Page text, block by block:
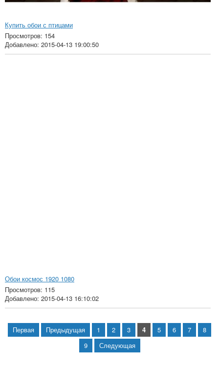
Купить обои с птицами
Просмотров: 154
Добавлено: 2015-04-13 19:00:50
Обои космос 1920 1080
Просмотров: 115
Добавлено: 2015-04-13 16:10:02
Первая Предыдущая 1 2 3 4 5 6 7
8
9
Следующая